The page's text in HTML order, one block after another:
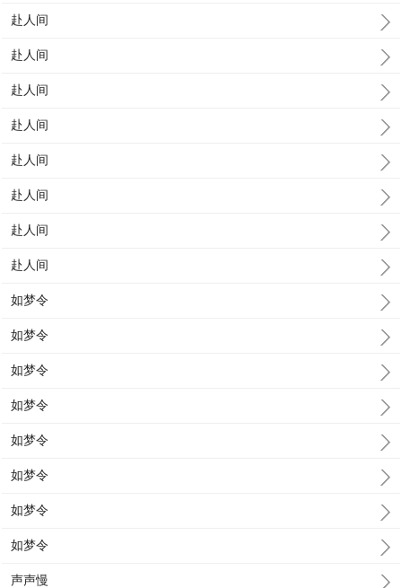
赴人间
赴人间
赴人间
赴人间
赴人间
赴人间
赴人间
赴人间
如梦令
如梦令
如梦令
如梦令
如梦令
如梦令
如梦令
如梦令
声声慢